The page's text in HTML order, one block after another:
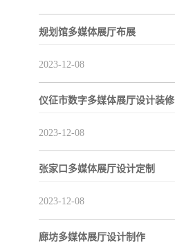
规划馆多媒体展厅布展
2023-12-08
仪征市数字多媒体展厅设计装修
2023-12-08
张家口多媒体展厅设计定制
2023-12-08
廊坊多媒体展厅设计制作